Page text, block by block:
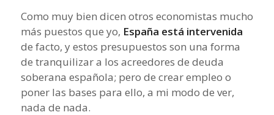
Como muy bien dicen otros economistas mucho
más puestos que yo, España está intervenida
de facto, y estos presupuestos son una forma
de tranquilizar a los acreedores de deuda
soberana española; pero de crear empleo o
poner las bases para ello, a mi modo de ver,
nada de nada.